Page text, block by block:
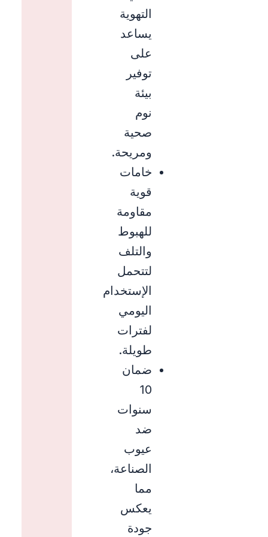
التهوية
يساعد
على
توفير
بيئة
نوم
صحية
ومريحة.
خامات
قوية
مقاومة
للهبوط
والتلف
لتتحمل
الإستخدام
اليومي
لفترات
طويلة.
ضمان
10
سنوات
ضد
عيوب
الصناعة،
مما
يعكس
جودة